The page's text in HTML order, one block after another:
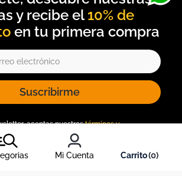
Mi Cuenta 0
10% de
Suscribirme
aceptas nuestrostérminos y
política de tratamiento de información